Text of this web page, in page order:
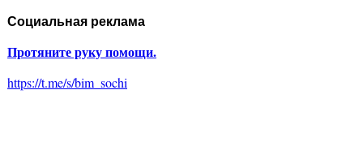
Социальная реклама
Протяните руку помощи.
https://t.me/s/bim_sochi